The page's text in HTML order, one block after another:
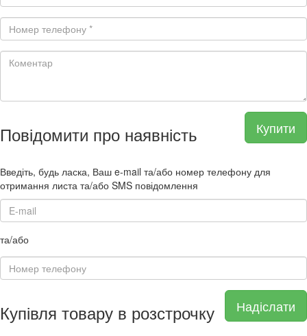
Купити
Повідомити про наявність
Введіть, будь ласка, Ваш e-mail та/або номер телефону для
отримання листа та/або SMS повідомлення
та/або
Надіслати
Купівля товару в розстрочку